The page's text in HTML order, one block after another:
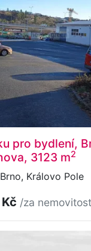
pro bydlení,
3123 m2
Královo Pole
/za nemovitost